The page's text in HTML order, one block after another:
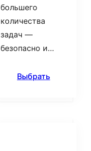
большего
количества
задач —
безопасно и…
Выбрать